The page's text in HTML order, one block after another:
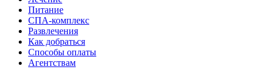
Питание
СПА-комплекс
Развлечения
Как добраться
Способы оплаты
Агентствам